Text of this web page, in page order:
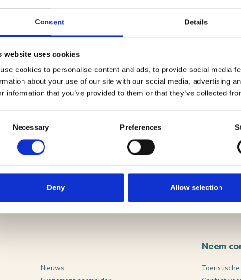
Consent Details
website uses cookies
cookies to personalise content and ads, to provide social media
about your use of our site with our social media, advertising
information that you’ve provided to them or that they’ve collected
Necessary Preferences
Deny Allow selection
een potje biljarten tot een avondje gezellig
e-mail
Plan je route
Bekijk website
Nieuws
Neem